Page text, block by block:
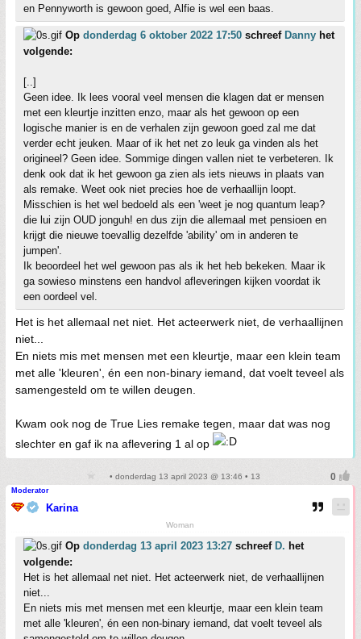
en Pennyworth is gewoon goed, Alfie is wel een baas.
Op donderdag 6 oktober 2022 17:50 schreef Danny het
volgende:
[..]
Geen idee. Ik lees vooral veel mensen die klagen dat er mensen
met een kleurtje inzitten enzo, maar als het gewoon op een
logische manier is en de verhalen zijn gewoon goed zal me dat
verder echt jeuken. Maar of ik het net zo leuk ga vinden als het
origineel? Geen idee. Sommige dingen vallen niet te verbeteren. Ik
denk ook dat ik het gewoon ga zien als iets nieuws in plaats van
als remake. Weet ook niet precies hoe de verhaallijn loopt.
Misschien is het wel bedoeld als een 'weet je nog quantum leap?
die lui zijn OUD jonguh! en dus zijn die allemaal met pensioen en
krijgt die nieuwe toevallig dezelfde 'ability' om in anderen te
jumpen'.
Ik beoordeel het wel gewoon pas als ik het heb bekeken. Maar ik
ga sowieso minstens een handvol afleveringen kijken voordat ik
een oordeel vel.
Het is het allemaal net niet. Het acteerwerk niet, de verhaallijnen
niet...
En niets mis met mensen met een kleurtje, maar een klein team
met alle 'kleuren', én een non-binary iemand, dat voelt teveel als
samengesteld om te willen deugen.
Kwam ook nog de True Lies remake tegen, maar dat was nog
slechter en gaf ik na aflevering 1 al op
• donderdag 13 april 2023 @ 13:46 • 13
Moderator
Karina
Woman
Op donderdag 13 april 2023 13:27 schreef D. het
volgende:
Het is het allemaal net niet. Het acteerwerk niet, de verhaallijnen
niet...
En niets mis met mensen met een kleurtje, maar een klein team
met alle 'kleuren', én een non-binary iemand, dat voelt teveel als